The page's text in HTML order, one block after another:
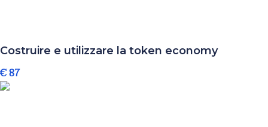
Costruire e utilizzare la token economy
€ 87